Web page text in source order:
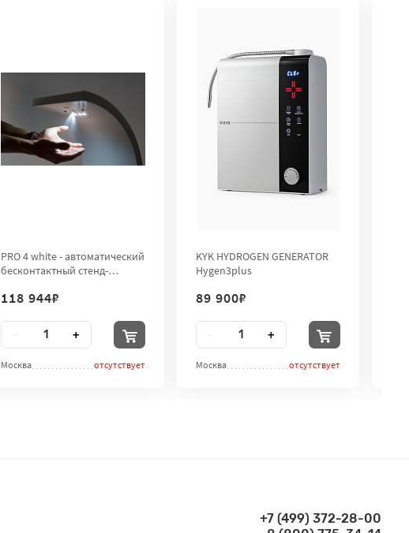
PRO 4 white - автоматический
бесконтактный стенд-
Clean
118 944₽
Количество +
Москва отсутствует
KYK HYDROGEN GENERATOR
Hygen3plus
89 900₽
Количество +
Москва отсутствует
Связаться по телефонам
+7 (499) 372-28-00